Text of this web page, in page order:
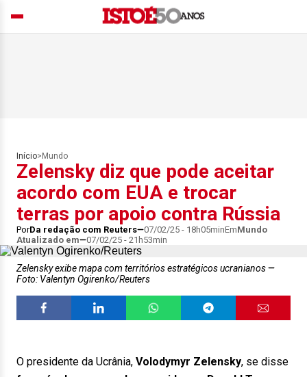
Início> Mundo
Zelensky diz que pode aceitar
acordo com EUA e trocar
terras por apoio contra Rússia
PorDa redação com Reuters 07/02/25 - 18h05minEmMundo
Atualizado em
07/02/25 - 21h53min
Zelensky exibe mapa com territórios estratégicos ucranianos
Foto: Valentyn Ogirenko/Reuters
O presidente da Ucrânia, Volodymyr Zelensky, se disse